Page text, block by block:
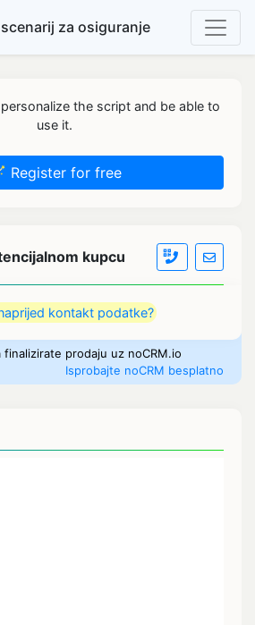
za osiguranje
the script and be able to
use it.
Register for free
kupcu
kontakt podatke?
prodaju uz noCRM.io
Isprobajte noCRM besplatno